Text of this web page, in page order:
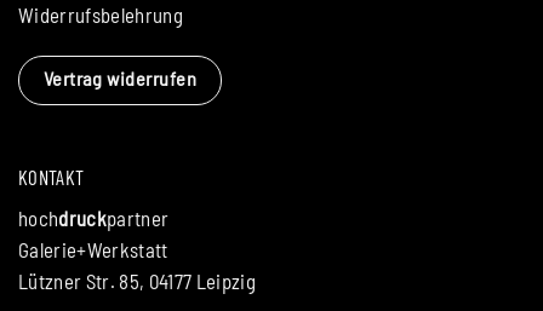
KONTAKT
hochdruckpartner
Galerie+Werkstatt
Lützner Str. 85, 04177 Leipzig
Widerrufsbelehrung
Vertrag widerrufen